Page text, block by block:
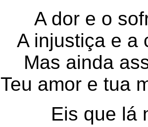
A dor e o
A injustiça e a
Mas ainda
Teu amor e tua
Eis que lá